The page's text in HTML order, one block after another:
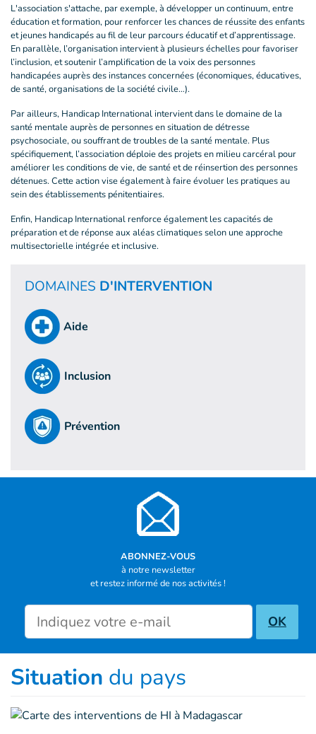
L'association s'attache, par exemple, à développer un continuum, entre
éducation et formation, pour renforcer les chances de réussite des enfants
et jeunes handicapés au fil de leur parcours éducatif et d’apprentissage.
En parallèle, l’organisation intervient à plusieurs échelles pour favoriser
l’inclusion, et soutenir l’amplification de la voix des personnes
handicapées auprès des instances concernées (économiques, éducatives,
de santé, organisations de la société civile…).
Par ailleurs, Handicap International intervient dans le domaine de la
santé mentale auprès de personnes en situation de détresse
psychosociale, ou souffrant de troubles de la santé mentale. Plus
spécifiquement, l’association déploie des projets en milieu carcéral pour
améliorer les conditions de vie, de santé et de réinsertion des personnes
détenues. Cette action vise également à faire évoluer les pratiques au
sein des établissements pénitentiaires.
Enfin, Handicap International renforce également les capacités de
préparation et de réponse aux aléas climatiques selon une approche
multisectorielle intégrée et inclusive.
DOMAINES D'INTERVENTION
Aide
Inclusion
Prévention
ABONNEZ-VOUS
à notre newsletter
et restez informé de nos activités !
Newsletter inscription
OK
Situation du pays